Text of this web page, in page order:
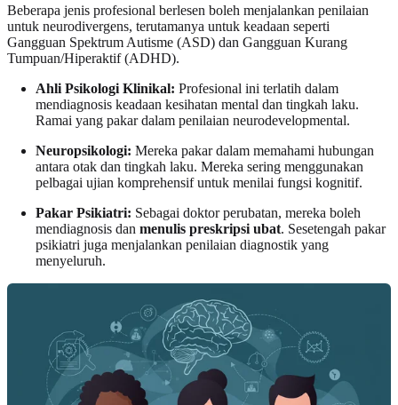
Beberapa jenis profesional berlesen boleh menjalankan penilaian
untuk neurodivergens, terutamanya untuk keadaan seperti
Gangguan Spektrum Autisme (ASD) dan Gangguan Kurang
Tumpuan/Hiperaktif (ADHD).
Ahli Psikologi Klinikal: Profesional ini terlatih dalam
mendiagnosis keadaan kesihatan mental dan tingkah laku.
Ramai yang pakar dalam penilaian neurodevelopmental.
Neuropsikologi: Mereka pakar dalam memahami hubungan
antara otak dan tingkah laku. Mereka sering menggunakan
pelbagai ujian komprehensif untuk menilai fungsi kognitif.
Pakar Psikiatri: Sebagai doktor perubatan, mereka boleh
mendiagnosis dan menulis preskripsi ubat. Sesetengah pakar
psikiatri juga menjalankan penilaian diagnostik yang
menyeluruh.